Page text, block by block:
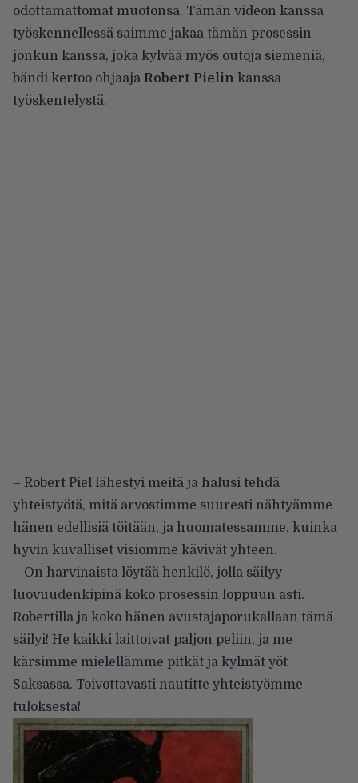
odottamattomat muotonsa. Tämän videon kanssa
työskennellessä saimme jakaa tämän prosessin
jonkun kanssa, joka kylvää myös outoja siemeniä,
bändi kertoo ohjaaja Robert Pielin kanssa
työskentelystä.
– Robert Piel lähestyi meitä ja halusi tehdä
yhteistyötä, mitä arvostimme suuresti nähtyämme
hänen edellisiä töitään, ja huomatessamme, kuinka
hyvin kuvalliset visiomme kävivät yhteen.
– On harvinaista löytää henkilö, jolla säilyy
luovuudenkipinä koko prosessin loppuun asti.
Robertilla ja koko hänen avustajaporukallaan tämä
säilyi! He kaikki laittoivat paljon peliin, ja me
kärsimme mielellämme pitkät ja kylmät yöt
Saksassa. Toivottavasti nautitte yhteistyömme
tuloksesta!